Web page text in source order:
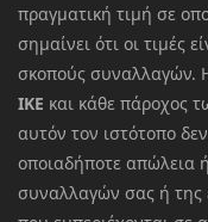
πραγματική τιμή σε
σημαίνει ότι οι τιμές
σκοπούς συναλλαγών.
ΙΚΕ και κάθε πάροχος
αυτόν τον ιστότοπο
οποιαδήποτε απώλεια
συναλλαγών σας ή της